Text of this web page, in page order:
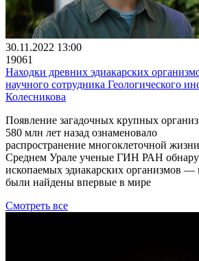
30.11.2022 13:00
19061
Находки древних эдиакарских
научного сотрудника Геологического
Колесникова
Появление загадочных крупных
580 млн лет назад ознаменовало
распространение многоклеточной
Среднем Урале ученые ГИН РАН
ископаемых эдиакарских организмов —
были найдены впервые в мире
Смотреть все